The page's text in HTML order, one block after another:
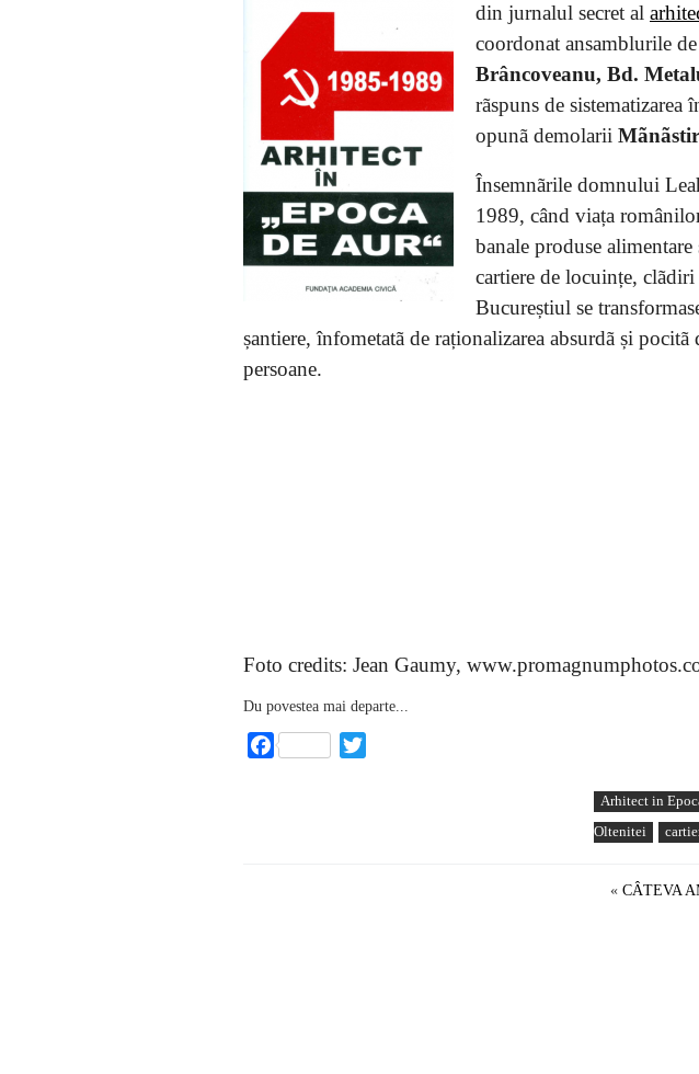
din jurnalul secret al
coordonat ansamblurile
Brâncoveanu, Bd.
rãspuns de sistematizarea
opunã demolarii
Însemnãrile domnului
1989, când viața
banale produse
cartiere de locuințe,
Bucureștiul se
șantiere, înfometatã de raționalizarea absurdã și
persoane.
Foto credits: Jean Gaumy,
Du povestea mai departe...
Facebook
Arhitect in
Oltenitei
«CÂTEVA